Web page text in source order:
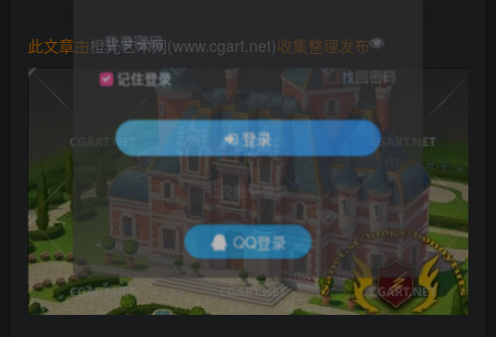
此文章由橙光艺术网(www.cgart.net)收集整理发布
登录密码
记住登录 找回密码
登录
社交账号登录
QQ登录